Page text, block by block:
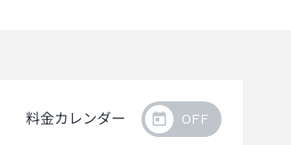
料金カレンダー